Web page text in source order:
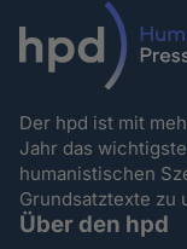
Der hpd ist mit
Jahr das
humanistischen
Grundsatztexte zu
Über den hpd